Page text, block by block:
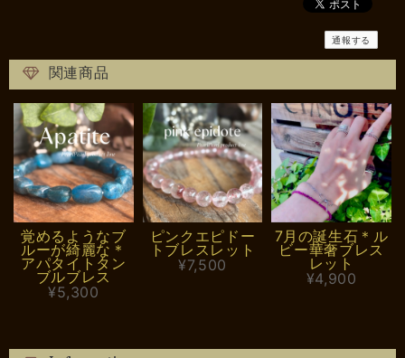
通報する
関連商品
覚めるようなブ
ルーが綺麗な＊
アパタイトタン
ブルブレス
¥5,300
ピンクエピドー
トブレスレット
¥7,500
7月の誕生石＊ル
ビー華奢ブレス
レット
¥4,900